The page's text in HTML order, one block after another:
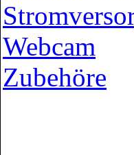
Webcam
Zubehöre